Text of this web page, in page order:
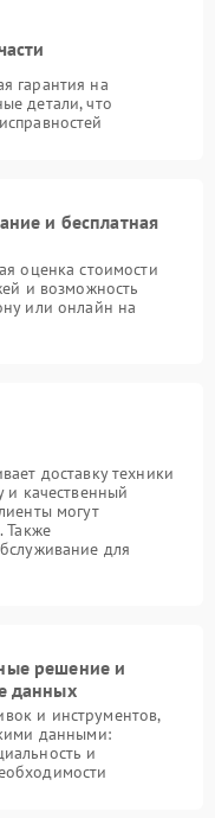
гарантия на
детали, что
и бесплатная
оценка стоимости
и возможность
или онлайн на
доставку техники
и качественный
могут
Также
для
решение и
данных
и инструментов,
данными:
и